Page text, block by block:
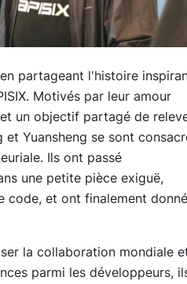
partageant l'histoire
Motivés par leur amour
un objectif partagé de
Yuansheng se sont
Ils ont passé
une petite pièce exiguë,
code, et ont finalement donné
la collaboration mondiale
parmi les développeurs,